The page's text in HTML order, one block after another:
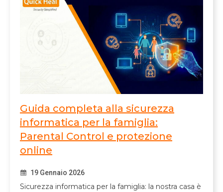
Guida completa alla sicurezza
informatica per la famiglia:
Parental Control e protezione
online
19 Gennaio 2026
Sicurezza informatica per la famiglia: la nostra casa è